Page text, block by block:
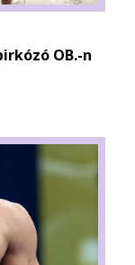
OB.-n